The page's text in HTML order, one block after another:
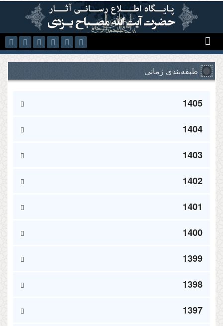
رفتن به محتوای اصلی
طبقه‌بندی زمانی
1405
1404
1403
1402
1401
1400
1399
1398
1397